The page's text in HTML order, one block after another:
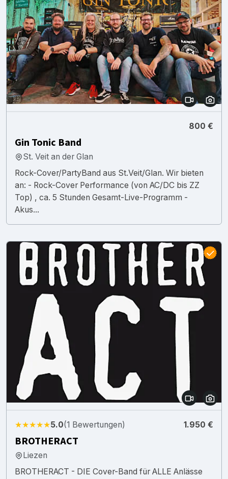
800 €
Gin Tonic Band
St. Veit an der Glan
Rock-Cover/PartyBand aus St.Veit/Glan. Wir bieten
an: - Rock-Cover Performance (von AC/DC bis ZZ
Top) , ca. 5 Stunden Gesamt-Live-Programm -
Akus...
★★★★★5.0(1 Bewertungen) 1.950 €
BROTHERACT
Liezen
BROTHERACT - DIE Cover-Band für ALLE Anlässe